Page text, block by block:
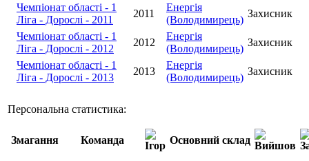
Чемпіонат області - 1
Ліга - Дорослі - 2011
2011
Енергія
(Володимирець)
Захисник
Чемпіонат області - 1
Ліга - Дорослі - 2012
2012
Енергія
(Володимирець)
Захисник
Чемпіонат області - 1
Ліга - Дорослі - 2013
2013
Енергія
(Володимирець)
Захисник
Персональна статистика:
Змагання Команда Основний склад